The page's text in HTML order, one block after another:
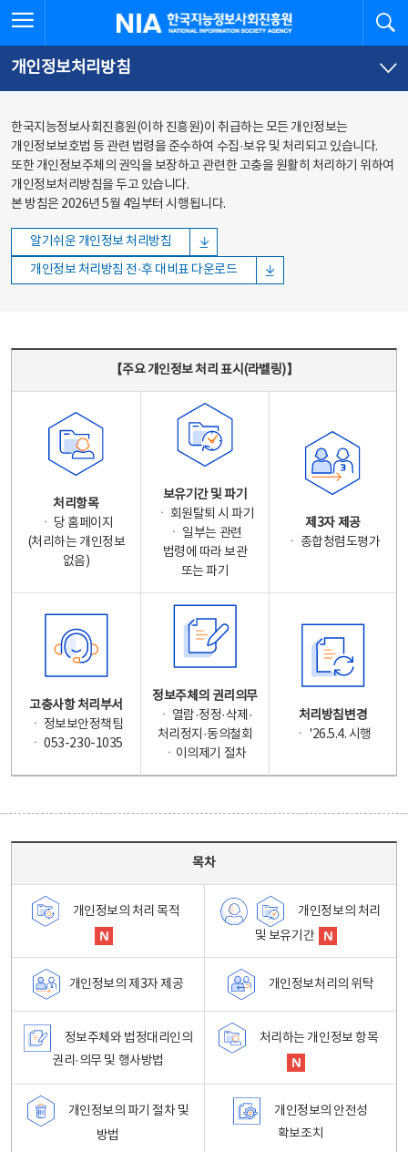
바로가기
바로가기
한국지능정보사회진흥원
개인정보처리방침
한국지능정보사회진흥원(이하 진흥원)이 취급하는 모든 개인정보는
개인정보보호법 등 관련 법령을 준수하여 수집·보유 및 처리되고 있습니다.
또한 개인정보주체의 권익을 보장하고 관련한 고충을 원활히 처리하기 위하여
개인정보처리방침을 두고 있습니다.
본 방침은 2026년 5월 4일부터 시행됩니다.
알기쉬운 개인정보 처리방침
개인정보 처리방침 전·후 대비표 다운로드
【주요 개인정보 처리 표시(라벨링)】
처리항목
ㆍ 당 홈페이지
(처리하는 개인정보
없음)
보유기간 및 파기
ㆍ 회원탈퇴 시 파기
ㆍ 일부는 관련
법령에 따라 보관
또는 파기
제3자 제공
ㆍ 종합청렴도평가
고충사항 처리부서
ㆍ 정보보안정책팀
ㆍ 053-230-1035
정보주체의 권리의무
ㆍ 열람·정정·삭제·
처리정지·동의철회
ㆍ이의제기 절차
처리방침변경
ㆍ '26.5.4. 시행
목차
개인정보의 처리 목적
개인정보의 처리
및 보유기간
개인정보의 제3자 제공 개인정보처리의 위탁
정보주체와 법정대리인의
권리·의무 및 행사방법
처리하는 개인정보 항목
개인정보의 파기 절차 및
방법
개인정보의 안전성
확보조치